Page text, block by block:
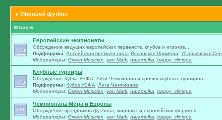
Мировой футбол
Форум
Европейские чемпионаты
Обсуждение ведущих европейских первенств, клубов и игроков...
Подфорумы: Английская премьер-лига ,Испанская Примера ,Итальянская
Модераторы:Green Musician ,van Mark ,naramulka ,happy_clinique
Клубные турниры
Обсуждение Кубка УЕФА, Лиги Чемпионов и прочих клубных турниров...
Подфорумы: Кубок УЕФА
Лига Чемпионов
Модераторы:Green Musician ,van Mark ,naramulka ,happy_clinique
Чемпионаты Мира и Европы
Обсуждение праздников футбола, мировых и европейских форумов...
Модераторы:Green Musician ,van Mark ,naramulka ,happy_clinique